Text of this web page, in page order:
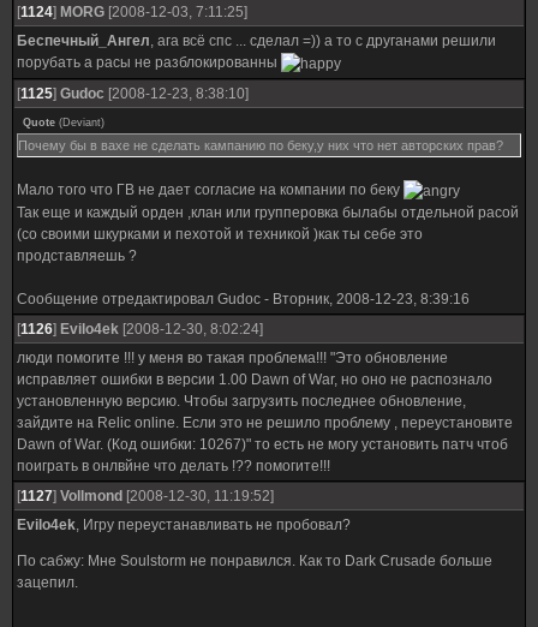
[1124] MORG [2008-12-03, 7:11:25]
Беспечный_Ангел, ага всё спс ... сделал =)) а то с друганами решили
порубать а расы не разблокированны
[1125] Gudoc [2008-12-23, 8:38:10]
Quote (Deviant)
Почему бы в вахе не сделать кампанию по беку,у них что нет авторских прав?
Мало того что ГВ не дает согласие на компании по беку
Так еще и каждый орден ,клан или групперовка былабы отдельной расой
(со своими шкурками и пехотой и техникой )как ты себе это
продставляешь ?
Сообщение отредактировал Gudoc - Вторник, 2008-12-23, 8:39:16
[1126] Evilo4ek [2008-12-30, 8:02:24]
люди помогите !!! у меня во такая проблема!!! "Это обновление
исправляет ошибки в версии 1.00 Dawn of War, но оно не распознало
установленную версию. Чтобы загрузить последнее обновление,
зайдите на Relic online. Если это не решило проблему , переустановите
Dawn of War. (Код ошибки: 10267)" то есть не могу установить патч чтоб
поиграть в онлвйне что делать !?? помогите!!!
[1127] Vollmond [2008-12-30, 11:19:52]
Evilo4ek, Игру переустанавливать не пробовал?
По сабжу: Мне Soulstorm не понравился. Как то Dark Crusade больше
зацепил.